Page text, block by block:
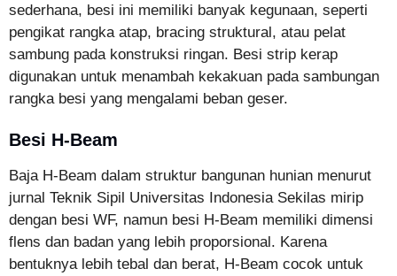
sederhana, besi ini memiliki banyak kegunaan, seperti
pengikat rangka atap, bracing struktural, atau pelat
sambung pada konstruksi ringan. Besi strip kerap
digunakan untuk menambah kekakuan pada sambungan
rangka besi yang mengalami beban geser.
Besi H-Beam
Baja H-Beam dalam struktur bangunan hunian menurut
jurnal Teknik Sipil Universitas Indonesia Sekilas mirip
dengan besi WF, namun besi H-Beam memiliki dimensi
flens dan badan yang lebih proporsional. Karena
bentuknya lebih tebal dan berat, H-Beam cocok untuk